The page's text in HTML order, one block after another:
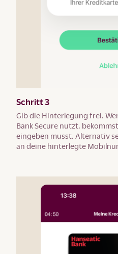
Schritt 3
Gib die Hinterlegung frei.
Bank Secure nutzt,
eingeben musst. Alternativ
an deine hinterlegte